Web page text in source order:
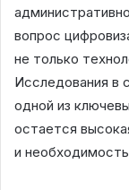
вопрос
не только
Исследования в
одной из
остается
и